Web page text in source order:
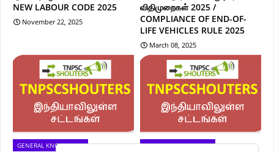
NEW LABOUR CODE 2025
November 22, 2025
விதிமுறைகள் 2025 /
COMPLIANCE OF END-OF-
LIFE VEHICLES RULE 2025
March 08, 2025
GENERAL KNOWLEDGE GENERAL KNOWLEDGE